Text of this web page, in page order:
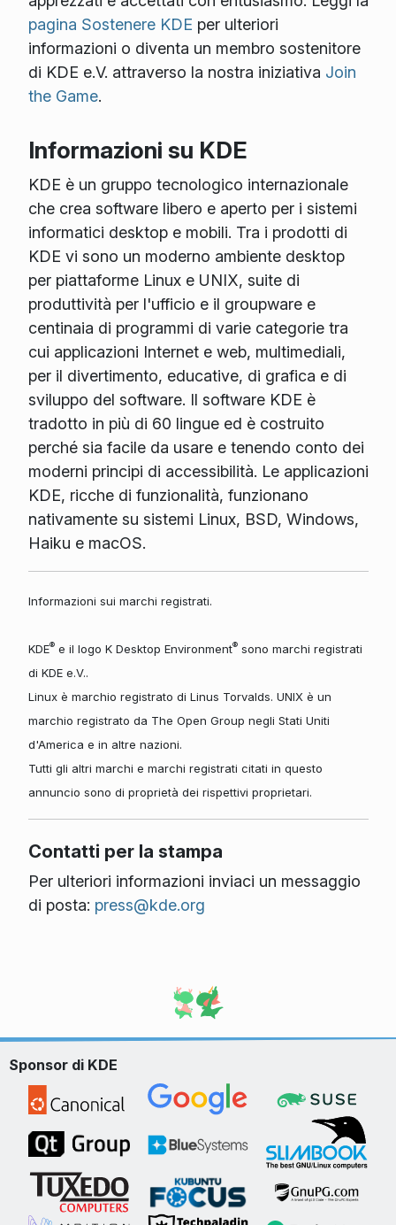
pagina Sostenere KDE per ulteriori
informazioni o diventa un membro sostenitore
di KDE e.V. attraverso la nostra iniziativa Join
the Game.
Informazioni su KDE
KDE è un gruppo tecnologico internazionale
che crea software libero e aperto per i sistemi
informatici desktop e mobili. Tra i prodotti di
KDE vi sono un moderno ambiente desktop
per piattaforme Linux e UNIX, suite di
produttività per l'ufficio e il groupware e
centinaia di programmi di varie categorie tra
cui applicazioni Internet e web, multimediali,
per il divertimento, educative, di grafica e di
sviluppo del software. Il software KDE è
tradotto in più di 60 lingue ed è costruito
perché sia facile da usare e tenendo conto dei
moderni principi di accessibilità. Le applicazioni
KDE, ricche di funzionalità, funzionano
nativamente su sistemi Linux, BSD, Windows,
Haiku e macOS.
Informazioni sui marchi registrati.
KDE®e il logo K Desktop Environment®sono marchi registrati
di KDE e.V..
Linux è marchio registrato di Linus Torvalds. UNIX è un
marchio registrato da The Open Group negli Stati Uniti
d'America e in altre nazioni.
Tutti gli altri marchi e marchi registrati citati in questo
annuncio sono di proprietà dei rispettivi proprietari.
Contatti per la stampa
Per ulteriori informazioni inviaci un messaggio
di posta: press@kde.org
Sponsor di KDE